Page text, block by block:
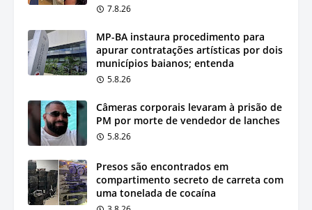
7.8.26
MP-BA instaura procedimento para
apurar contratações artísticas por dois
municípios baianos; entenda
5.8.26
Câmeras corporais levaram à prisão de
PM por morte de vendedor de lanches
5.8.26
Presos são encontrados em
compartimento secreto de carreta com
uma tonelada de cocaína